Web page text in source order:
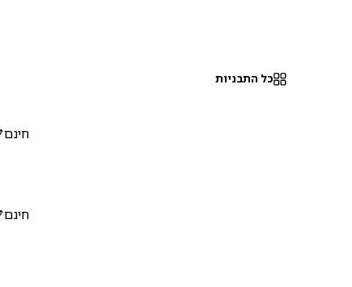
כל התבניות
חינם
חינם